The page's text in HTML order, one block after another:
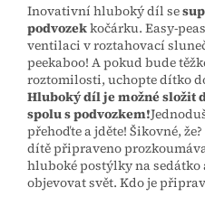
Inovativní hluboký díl se
podvozekkočárku. Easy-
ventilaci v roztahovací
peekaboo! A pokud bude
roztomilosti, uchopte dítko
Hluboký díl je možné složit
spolu s podvozkem!
přehoďte a jděte! Šikovné,
dítě připraveno
hluboké postýlky na sedátko
objevovat svět. Kdo je